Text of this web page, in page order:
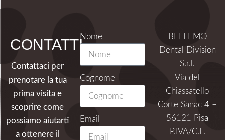
CONTATTI
Contattaci per
prenotare la tua
prima visita e
scoprire come
possiamo aiutarti
a ottenere il
Nome
Cognome
Email
BELLEMO
Dental Division
S.r.l.
Via del
Chiassatello
Corte Sanac 4 –
56121 Pisa
P.IVA/C.F.